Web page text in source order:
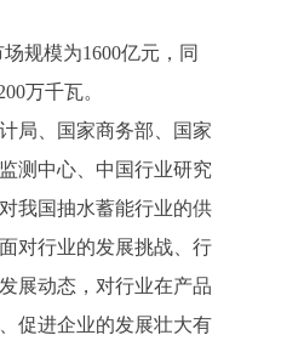
场规模为1600亿元，同
万千瓦。
局、国家商务部、国家
测中心、中国行业研究
我国抽水蓄能行业的供
对行业的发展挑战、行
展动态，对行业在产品
促进企业的发展壮大有